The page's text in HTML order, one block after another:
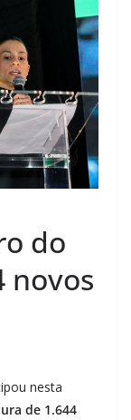
do
novos
nesta
de 1.644